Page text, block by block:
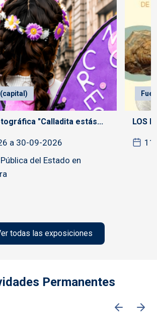
"Calladita estás...
a 30-09-2026
del Estado en
LOS
todas las exposiciones
Permanentes